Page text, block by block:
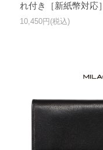
れ付き［新紙幣対応］
10,450円(税込)